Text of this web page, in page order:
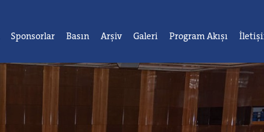
Sponsorlar Basın Arşiv Galeri Program Akışı